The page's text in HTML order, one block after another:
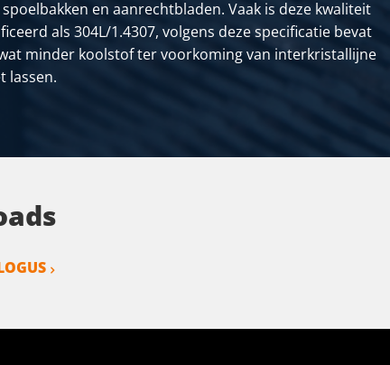
en aanrechtbladen. Vaak is deze kwaliteit
als 304L/1.4307, volgens deze specificatie bevat
minder koolstof ter voorkoming van interkristallijne
lassen.